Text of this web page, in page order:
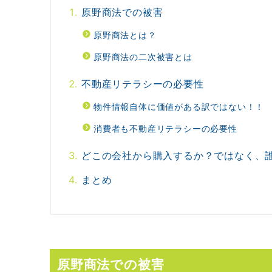
原野商法での被害
原野商法とは？
原野商法の二次被害とは
不動産リテラシーの必要性
物件情報自体に価値がある訳ではない！！
消費者も不動産リテラシーの必要性
どこの会社から購入するか？ではなく、
まとめ
原野商法での被害